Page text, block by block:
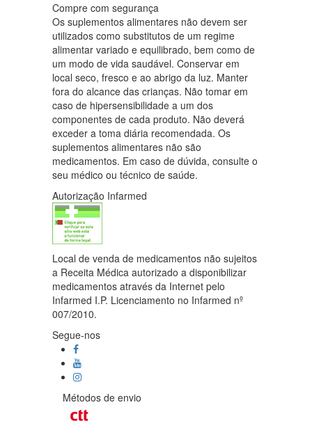
Compre com segurança
Os suplementos alimentares não devem ser
utilizados como substitutos de um regime
alimentar variado e equilibrado, bem como de
um modo de vida saudável. Conservar em
local seco, fresco e ao abrigo da luz. Manter
fora do alcance das crianças. Não tomar em
caso de hipersensibilidade a um dos
componentes de cada produto. Não deverá
exceder a toma diária recomendada. Os
suplementos alimentares não são
medicamentos. Em caso de dúvida, consulte o
seu médico ou técnico de saúde.
Autorização Infarmed
Local de venda de medicamentos não sujeitos
a Receita Médica autorizado a disponibilizar
medicamentos através da Internet pelo
Infarmed I.P. Licenciamento no Infarmed nº
007/2010.
Segue-nos
Métodos de envio